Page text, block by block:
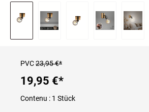
PVC23,95 €*
19,95 €*
Contenu : 1 Stück